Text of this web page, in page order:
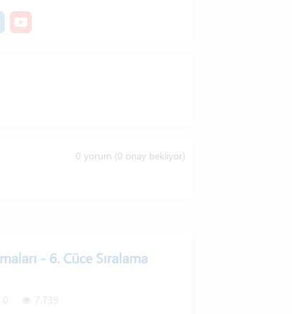
0 yorum (0 onay bekliyor)
- 6. Cüce Sıralama
0 7.739